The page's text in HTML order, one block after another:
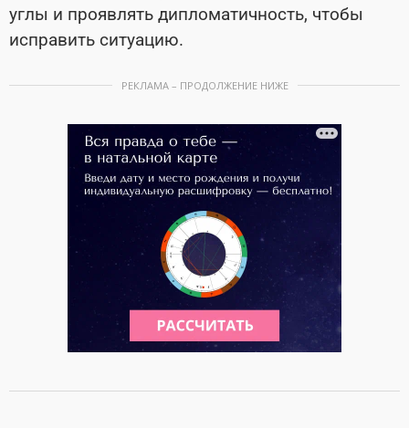
углы и проявлять дипломатичность, чтобы
исправить ситуацию.
РЕКЛАМА – ПРОДОЛЖЕНИЕ НИЖЕ